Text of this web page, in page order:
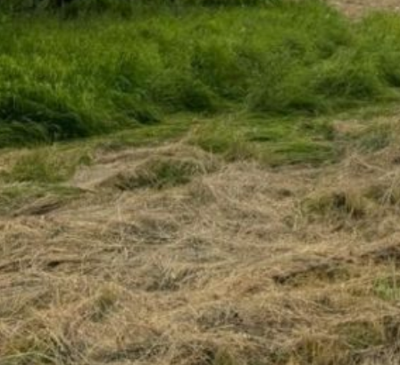
соевой нематоды, карликовой
головни пшеницы и других.
Отметим, что в
сельхозугодьях Хабаровского
края существует 126
карантинных фитосанитарных
зон на общей площади
около 11,4 тысячи гектаров.
В ТЕМУ:
Амур вскрывается: паводок
в Хабаровском крае
под контролем спасателей
Читайте нас в соцсетях:
ВКонтакте,
Одноклассники, Телеграмили
Яндекс.ДзениМАКС
Как вам материал?
Огонь!
Супер
Удивило
1
Грустно
Злость Разочарование